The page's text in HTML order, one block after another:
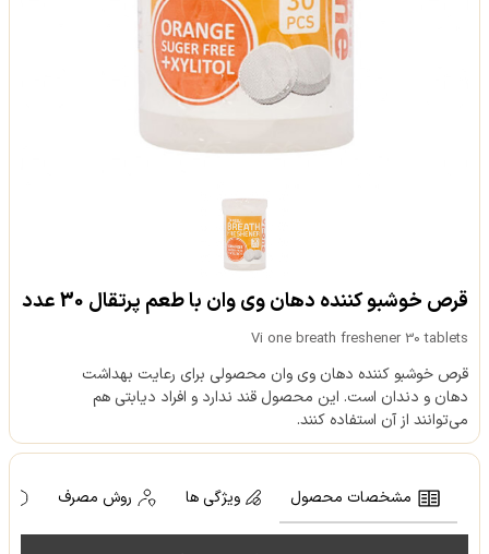
قرص خوشبو کننده دهان وی وان با طعم پرتقال 30 عدد
Vi one breath freshener 30 tablets
قرص خوشبو کننده دهان وی وان محصولی برای رعایت بهداشت
دهان و دندان است. این محصول قند ندارد و افراد دیابتی هم
می‌توانند از آن استفاده کنند.
مشخصات محصول ویژگی ها روش مصرف